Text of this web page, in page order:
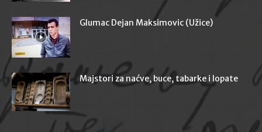
Glumac Dejan Maksimovic (Užice)
Majstori za naćve, buce, tabarke i lopate